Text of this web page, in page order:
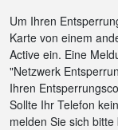
Um Ihren
Karte von einem
Active ein. Eine
"Netzwerk
Ihren
Sollte Ihr Telefon
melden Sie sich bitte